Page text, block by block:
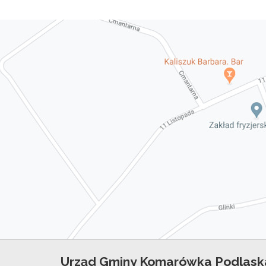
Urząd Gminy Komarówka